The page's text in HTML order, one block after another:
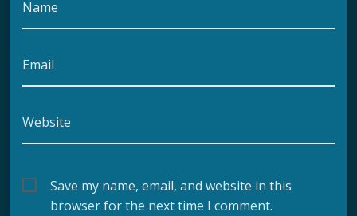
Name
Email
Website
Save my name, email, and website in this
browser for the next time I comment.